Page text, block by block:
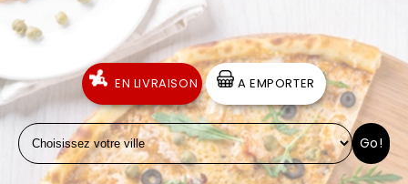
ACCUEIL
LA CARTE
VOTRE COMPTE
NOTRE RESTAURANT
VOS AVIS
EN LIVRAISON A EMPORTER
Go!